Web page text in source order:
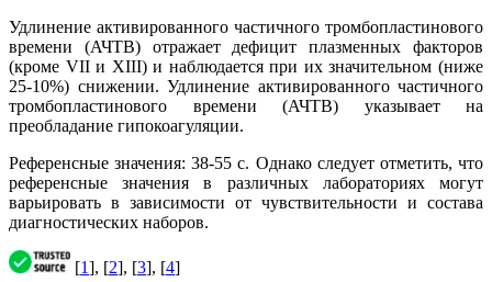
Удлинение активированного частичного тромбопластинового
времени (АЧТВ) отражает дефицит плазменных факторов
(кроме VII и XIII) и наблюдается при их значительном (ниже
25-10%) снижении. Удлинение активированного частичного
тромбопластинового времени (АЧТВ) указывает на
преобладание гипокоагуляции.
Референсные значения: 38-55 с. Однако следует отметить, что
референсные значения в различных лабораториях могут
варьировать в зависимости от чувствительности и состава
диагностических наборов.
[1], [2], [3], [4]